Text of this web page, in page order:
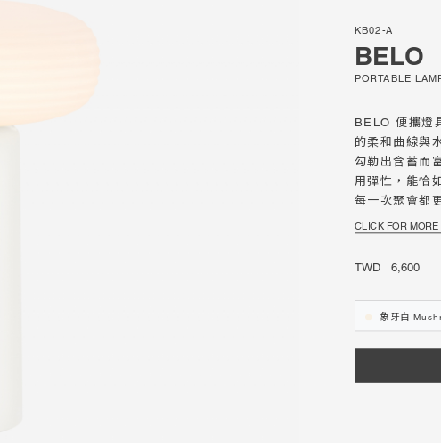
KB02-A
BELO
PORTABLE
BELO 便攜燈
的柔和曲線與
勾勒出含蓄而
用彈性，能恰
每一次聚會都
CLICK FOR MORE
TWD 6,600
象牙白